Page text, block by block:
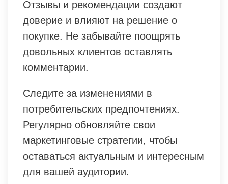
Отзывы и рекомендации создают
доверие и влияют на решение о
покупке. Не забывайте поощрять
довольных клиентов оставлять
комментарии.
Следите за изменениями в
потребительских предпочтениях.
Регулярно обновляйте свои
маркетинговые стратегии, чтобы
оставаться актуальным и интересным
для вашей аудитории.